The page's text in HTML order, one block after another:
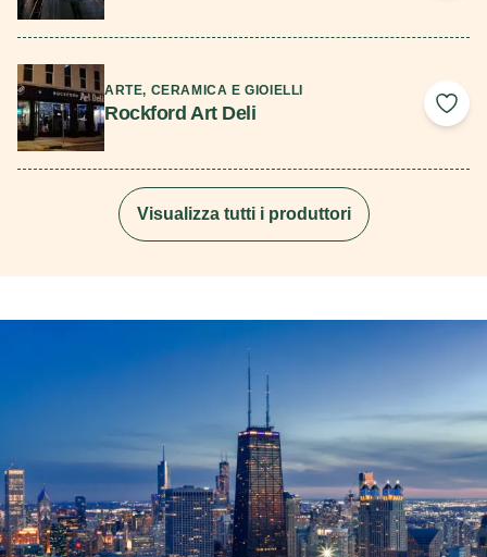
ARTE, CERAMICA E GIOIELLI
Rockford Art Deli Add
Visualizza tutti i produttori